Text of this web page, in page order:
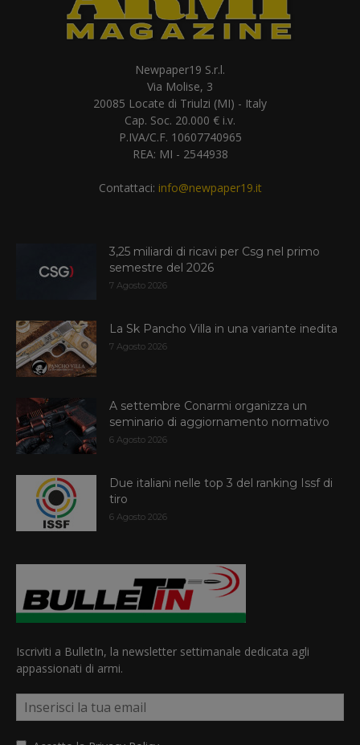
Newpaper19 S.r.l.
Via Molise, 3
20085 Locate di Triulzi (MI) - Italy
Cap. Soc. 20.000 € i.v.
P.IVA/C.F. 10607740965
REA: MI - 2544938
Contattaci: info@newpaper19.it
3,25 miliardi di ricavi per Csg nel primo
semestre del 2026
7 Agosto 2026
La Sk Pancho Villa in una variante inedita
7 Agosto 2026
A settembre Conarmi organizza un
seminario di aggiornamento normativo
6 Agosto 2026
Due italiani nelle top 3 del ranking Issf di
tiro
6 Agosto 2026
Iscriviti a BulletIn, la newsletter settimanale dedicata agli
appassionati di armi.